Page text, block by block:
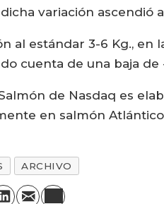
variación ascendió a
al estándar 3-6 Kg., en
cuenta de una baja
de Nasdaq es
en salmón
ARCHIVO